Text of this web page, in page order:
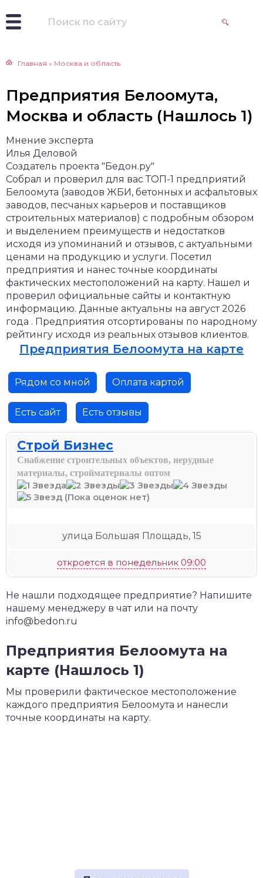
Главная » Москва и область
Предприятия Белоомута,
Москва и область (Нашлось 1)
Мнение эксперта
Илья Деловой
Создатель проекта "Бедон.ру"
Собрал и проверил для вас ТОП-1 предприятий
Белоомута (заводов ЖБИ, бетонных и асфальтовых
заводов, песчаных карьеров и поставщиков
строительных материалов) с подробным обзором
и выделением преимуществ и недостатков
исходя из упоминаний и отзывов, с актуальными
ценами на продукцию и услуги. Посетил
предприятия и нанес точные координаты
фактических местоположений на карту. Нашел и
проверил официальные сайты и контактную
информацию. Данные актуальны на август 2026
года . Предприятия отсортированы по народному
рейтингу исходя из реальных отзывов клиентов.
Предприятия Белоомута на карте
Рядом со мной Оплата картой
Есть сайт Есть отзывы
Строй Бизнес
Снабжение строительных объектов, нерудные
материалы, стройматериалы оптом
(Пока оценок нет)
улица Большая Площадь, 15
откроется в понедельник 09:00
Не нашли подходящее предприятие? Напишите
нашему менеджеру в чат или на почту
info@bedon.ru
Предприятия Белоомута на
карте (Нашлось 1)
Мы проверили фактическое местоположение
каждого предприятия Белоомута и нанесли
точные координаты на карту.